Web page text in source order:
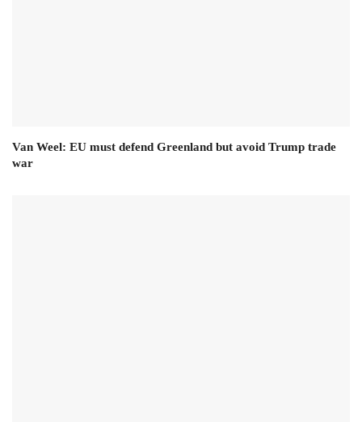
Van Weel: EU must defend Greenland but avoid Trump trade
war